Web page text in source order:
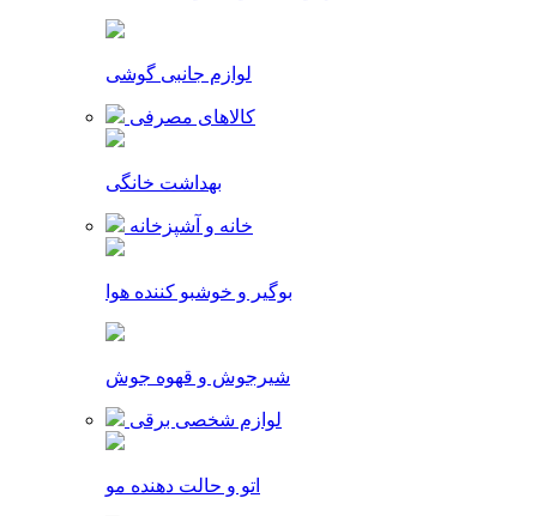
لوازم جانبی گوشی
کالاهای مصرفی
بهداشت خانگی
خانه و آشپزخانه
بوگیر و خوشبو کننده هوا
شیرجوش و قهوه جوش
لوازم شخصی برقی
اتو و حالت دهنده مو